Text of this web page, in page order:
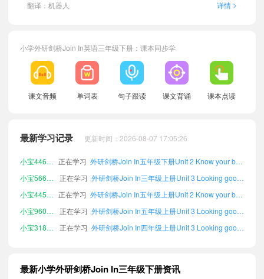
翻译：机器人 详情 >
小学外研剑桥Join In英语三年级下册：课本同步学
课文音频 单词表 句子跟读 课文背诵 课本点读
最新学习记录 更新时间：2026-08-07 17:05:26
小宝989473 正在学习
外研剑桥Join In五年级下册Unit 5 Days of the week单词
小宝768702
正在学习
小宝446735 正在学习
外研剑桥Join In五年级下册Unit 2 Know your body单词
小宝566384
正在学习
外研剑桥Join In三年级上册Unit 3 Looking good!单词
小宝445029 正在学习
外研剑桥Join In五年级上册Unit 2 Know your body单词
小宝960870
正在学习
外研剑桥Join In五年级上册Unit 3 Looking good!单词
小宝318585
正在学习
外研剑桥Join In四年级上册Unit 3 Looking good!单词
小宝829234
正在学习
最新小学外研剑桥Join In三年级下册资讯